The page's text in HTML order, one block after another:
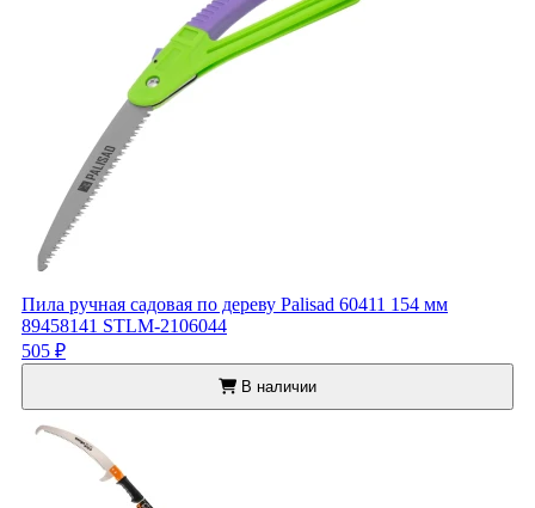
Пила ручная садовая по дереву Palisad 60411 154 мм
89458141 STLM-2106044
505 ₽
В наличии